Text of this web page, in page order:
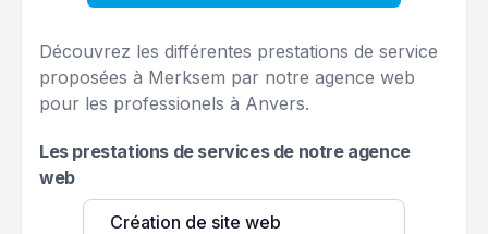
Découvrez les différentes prestations de service
proposées à Merksem par notre agence web
pour les professionels à Anvers.
Les prestations de services de notre agence
web
Création de site web